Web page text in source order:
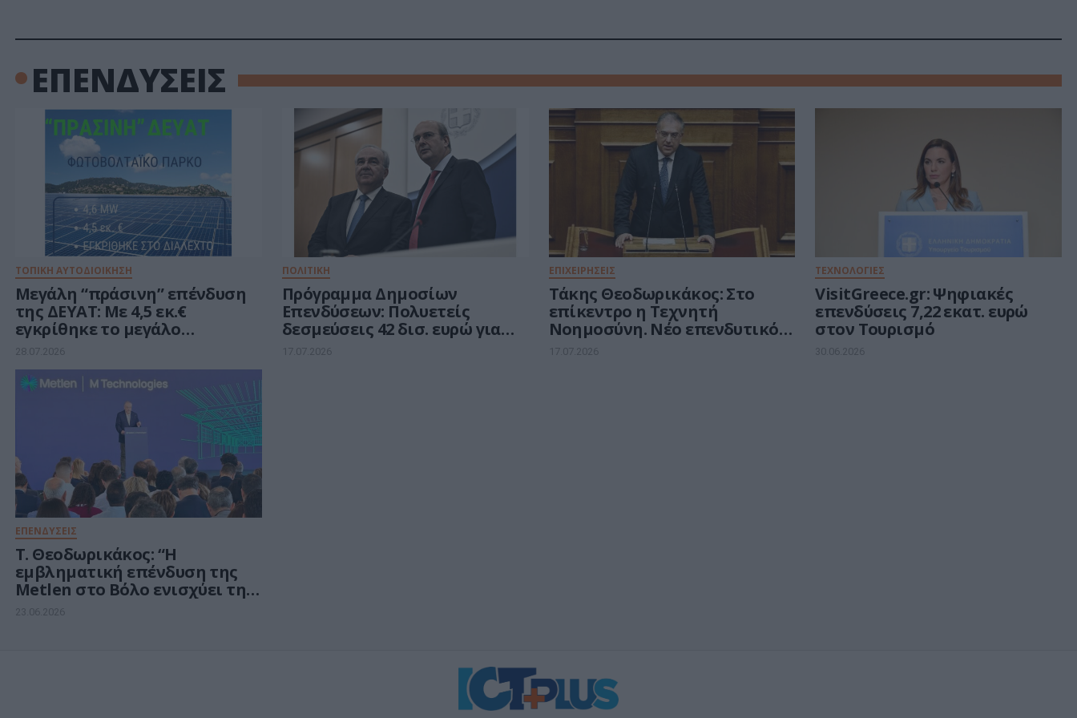
ΕΠΕΝΔΥΣΕΙΣ
ΤΟΠΙΚΗ ΑΥΤΟΔΙΟΙΚΗΣΗ
Μεγάλη “πράσινη” επένδυση
της ΔΕΥΑΤ: Με 4,5 εκ.€
εγκρίθηκε το μεγάλο
φωτοβολταϊκό των 4,6 MW
28.07.2026
ΠΟΛΙΤΙΚΗ
Πρόγραμμα Δημοσίων
Επενδύσεων: Πολυετείς
δεσμεύσεις 42 δισ. ευρώ για
την επόμενη τετραετία.
17.07.2026
ΕΠΙΧΕΙΡΗΣΕΙΣ
Τάκης Θεοδωρικάκος: Στο
επίκεντρο η Τεχνητή
Νοημοσύνη. Νέο επενδυτικό
πρόγραμμα 150 εκατ. ευρώ για
17.07.2026
ΤΕΧΝΟΛΟΓΙΕΣ
VisitGreece.gr: Ψηφιακές
επενδύσεις 7,22 εκατ. ευρώ
στον Τουρισμό
30.06.2026
ΕΠΕΝΔΥΣΕΙΣ
Τ. Θεοδωρικάκος: “Η
εμβληματική επένδυση της
Metlen στο Βόλο ενισχύει την
παραγωγική και αμυντική
23.06.2026